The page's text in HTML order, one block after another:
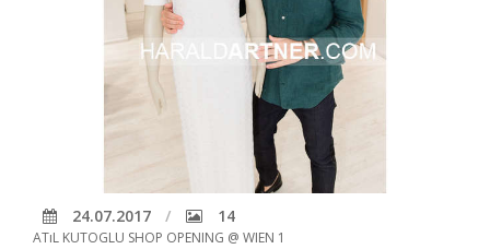
24.07.2017 14
ATıL KUTOGLU SHOP OPENING @ WIEN 1